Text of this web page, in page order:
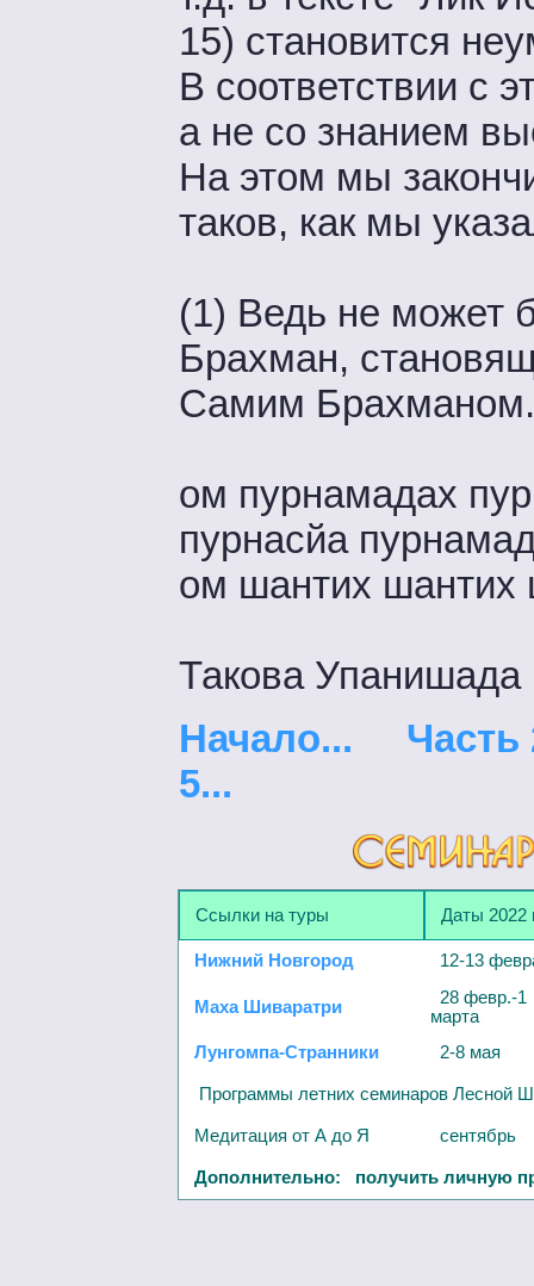
15) становится
В соответствии с
а не со знанием
На этом мы
таков, как мы
(1) Ведь не может
Брахман,
Самим Брахманом.
ом пурнамадах
пурнасйа
ом шантих шантих
Такова Упанишада
Начало...
Часть
5...
Ссылки на туры Даты 2022
Нижний Новгород 12-13
Маха Шиваратри
28 февр.-1
марта
Лунгомпа-Странники
2-8 мая
Программы летних семинаров Лесной
Медитация от А до Я сентябрь
Дополнительно: получить личную